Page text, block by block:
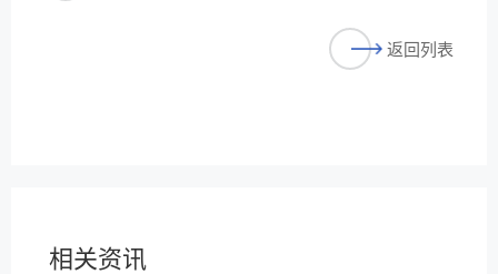
返回列表
相关资讯